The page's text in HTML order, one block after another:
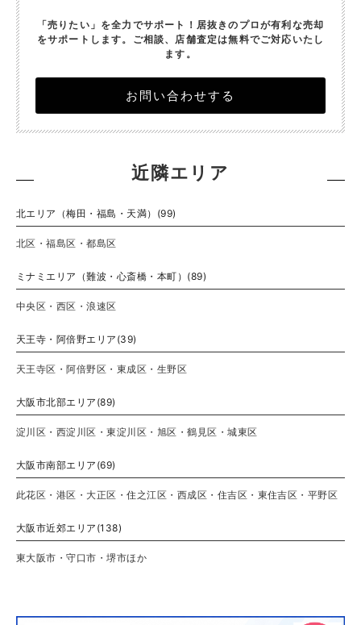
「売りたい」を全力でサポート！居抜きのプロが有利な売却
をサポートします。 ご相談、店舗査定は無料でご対応いたし
ます。
お問い合わせする
近隣エリア
北エリア（梅田・福島・天満）(99)
北区・福島区・都島区
ミナミエリア（難波・心斎橋・本町）(89)
中央区・西区・浪速区
天王寺・阿倍野エリア(39)
天王寺区・阿倍野区・東成区・生野区
大阪市北部エリア(89)
淀川区・西淀川区・東淀川区・旭区・鶴見区・城東区
大阪市南部エリア(69)
此花区・港区・大正区・住之江区・西成区・住吉区・東住吉区・平野区
大阪市近郊エリア(138)
東大阪市・守口市・堺市ほか